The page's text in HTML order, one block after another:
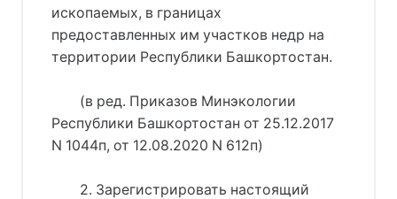
ископаемых, в границах
предоставленных им участков недр на
территории Республики Башкортостан.
(в ред. Приказов Минэкологии
Республики Башкортостан от 25.12.2017
N 1044п, от 12.08.2020 N 612п)
2. Зарегистрировать настоящий